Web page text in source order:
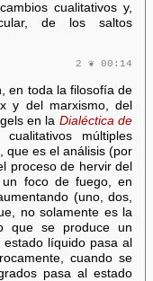
cualitativos y,
de los saltos
2 ❦ 00:14
en toda la filosofía de
y del marxismo, del
en la Dialéctica de
múltiples
que es el análisis (por
proceso de hervir del
foco de fuego, en
(uno, dos,
no solamente es la
que se produce un
líquido pasa al
cuando se
pasa al estado